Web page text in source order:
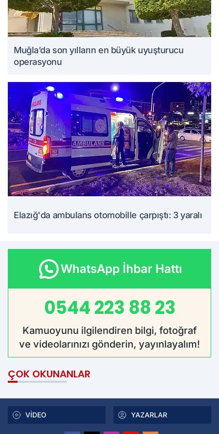
Muğla’da son yılların en büyük uyuşturucu
operasyonu
Elazığ'da ambulans otomobille çarpıştı: 3 yaralı
WhatsApp İhbar Hattı
0544 223 88 23
Kamuoyunu ilgilendiren bilgi, fotoğraf
ve videolarınızı gönderin, yayınlayalım!
ÇOK OKUNANLAR
VİDEO YAZARLAR